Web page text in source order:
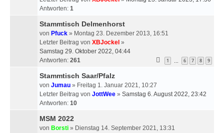
Antworten: 1
Stammtisch Delmenhorst
von Pfuck » Montag 23. Dezember 2013, 16:51
Letzter Beitrag von XBJockel »
Samstag 29. Oktober 2022, 04:44
Antworten: 261 1 6 7 8 9
Stammtisch Saar/Pfalz
von Jumau » Freitag 1. Januar 2021, 10:27
Letzter Beitrag von JottWee » Samstag 6. August 2022, 23:42
Antworten: 10
MSM 2022
von Borsti » Dienstag 14. September 2021, 13:31